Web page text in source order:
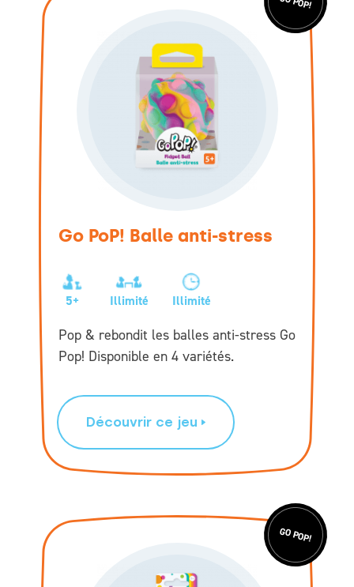
Go PoP! Balle anti-stress
5+ Illimité Illimité
Pop & rebondit les balles anti-stress Go
Pop! Disponible en 4 variétés.
Découvrir ce jeu
GO POP!